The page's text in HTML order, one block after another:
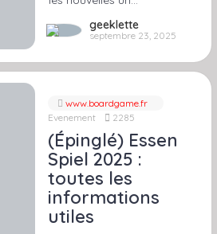
geeklette
septembre 23, 2025
www.boardgame.fr
Evenement
2285
(Épinglé) Essen
Spiel 2025 :
toutes les
informations
utiles